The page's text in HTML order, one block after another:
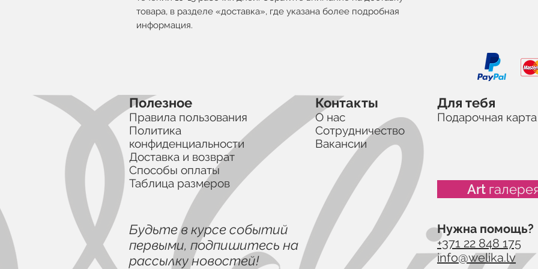
товара, в разделе «доставка», где указана более подробная
информация.
Полезное
Правила пользования
Политика
конфиденциальности
Доставка и возврат
Способы оплаты
Таблица размеров
Контакты
О нас
Сотрудничество
Вакансии
Будьте в курсе событий
первыми, подпишитесь на
рассылку новостей!
Для тебя
Подарочная карта
Art
Нужна помощь?
+371 22 848 175
info@welika.lv